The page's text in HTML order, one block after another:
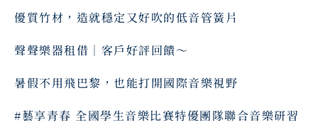
優質竹材，造就穩定又好吹的低音管簧片
聲聲樂器租借｜客戶好評回饋～ ⠀
暑假不用飛巴黎，也能打開國際音樂視野
#藝享青春 全國學生音樂比賽特優團隊聯合音樂研習